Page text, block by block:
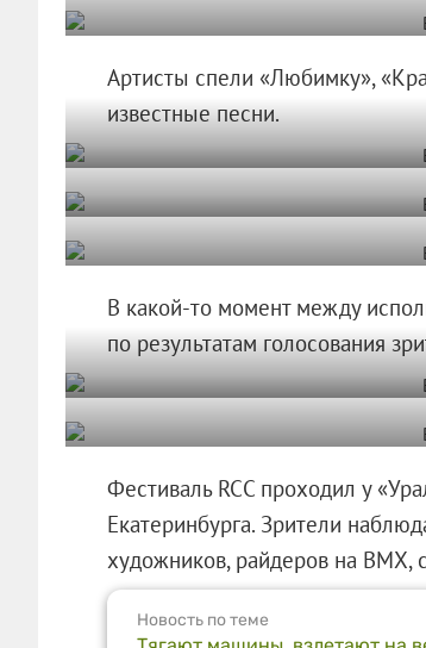
Артисты спели «Любимку»,
известные песни.
В какой-то момент между
по результатам голосования
Фестиваль RCC проходил у
Екатеринбурга. Зрители
художников, райдеров на BMX,
Новость по теме